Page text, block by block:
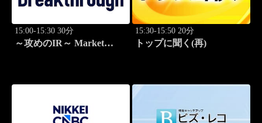
15:00-15:30 30分
～攻めのIR～ Market
15:30-15:50 20分
トップに聞く(再)